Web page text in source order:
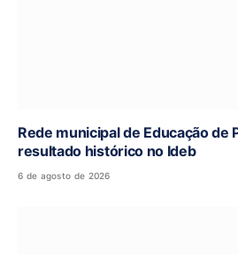
Rede municipal de Educação de
resultado histórico no Ideb
6 de agosto de 2026